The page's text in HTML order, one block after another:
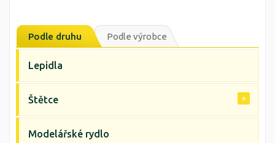
Podle druhu Podle výrobce
Lepidla
Štětce
Modelářské rydlo